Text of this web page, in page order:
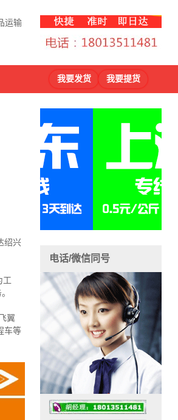
运输
我要发货 我要提货
绍兴
工
翼
车等
电话/微信同号